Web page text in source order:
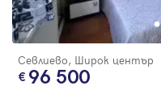
Севлиево, Широк център
96 500